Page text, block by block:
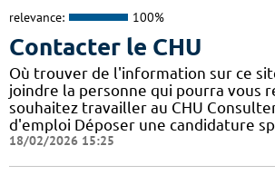
relevance: 100%
Contacter le CHU
Où trouver de l'information sur ce
joindre la personne qui pourra vous
souhaitez travailler au CHU
d'emploi Déposer une candidature
18/02/2026 15:25